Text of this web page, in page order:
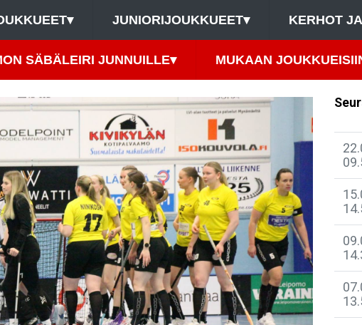
▾ JUNIORIJOUKKUEET▾ KERHOT
SÄBÄLEIRI JUNNUILLE▾ MUKAAN